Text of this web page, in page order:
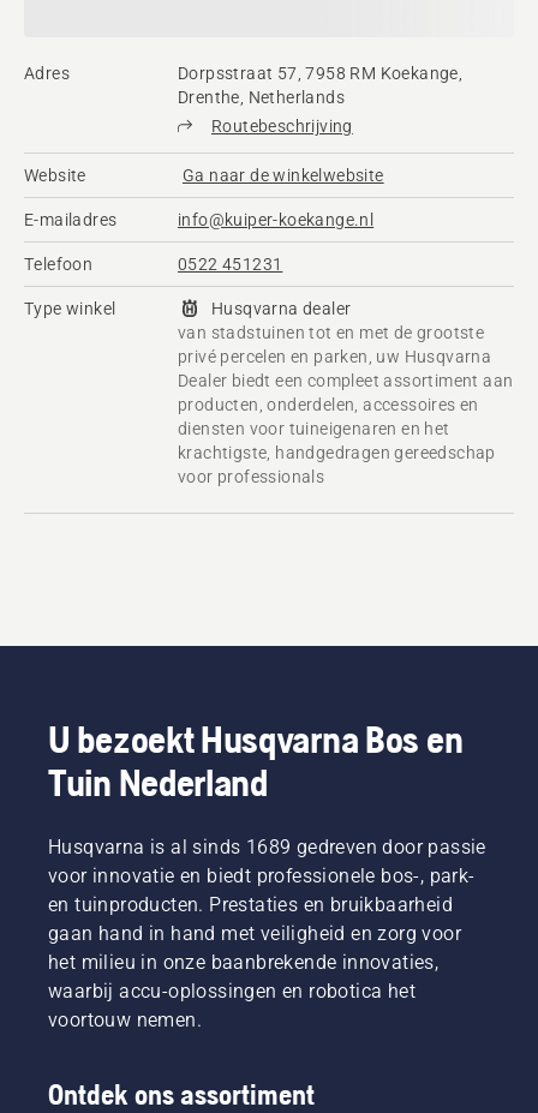
Adres
Dorpsstraat 57, 7958 RM Koekange,
Drenthe, Netherlands
Routebeschrijving
Website Ga naar de winkelwebsite
E-mailadres info@kuiper-koekange.nl
Telefoon 0522 451231
Type winkel
Husqvarna dealer
van stadstuinen tot en met de grootste
privé percelen en parken, uw Husqvarna
Dealer biedt een compleet assortiment aan
producten, onderdelen, accessoires en
diensten voor tuineigenaren en het
krachtigste, handgedragen gereedschap
voor professionals
U bezoekt Husqvarna Bos en
Tuin Nederland
Husqvarna is al sinds 1689 gedreven door passie
voor innovatie en biedt professionele bos-, park-
en tuinproducten. Prestaties en bruikbaarheid
gaan hand in hand met veiligheid en zorg voor
het milieu in onze baanbrekende innovaties,
waarbij accu-oplossingen en robotica het
voortouw nemen.
Ontdek ons assortiment